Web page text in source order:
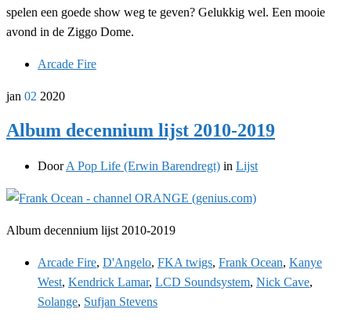
spelen een goede show weg te geven? Gelukkig wel. Een mooie
avond in de Ziggo Dome.
Arcade Fire
jan 02 2020
Album decennium lijst 2010-2019
DoorA Pop Life (Erwin Barendregt) in Lijst
Album decennium lijst 2010-2019
Arcade Fire, D'Angelo, FKA twigs, Frank Ocean, Kanye
West, Kendrick Lamar, LCD Soundsystem, Nick Cave,
Solange, Sufjan Stevens